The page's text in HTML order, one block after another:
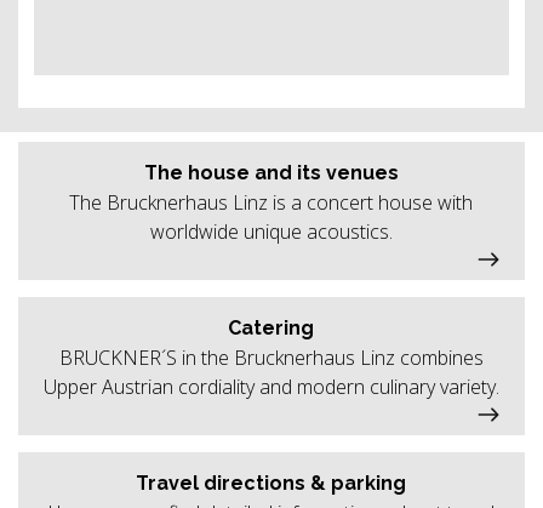
The house and its venues
The Brucknerhaus Linz is a concert house with
worldwide unique acoustics.
Catering
BRUCKNER´S in the Brucknerhaus Linz combines
Upper Austrian cordiality and modern culinary variety.
Travel directions & parking